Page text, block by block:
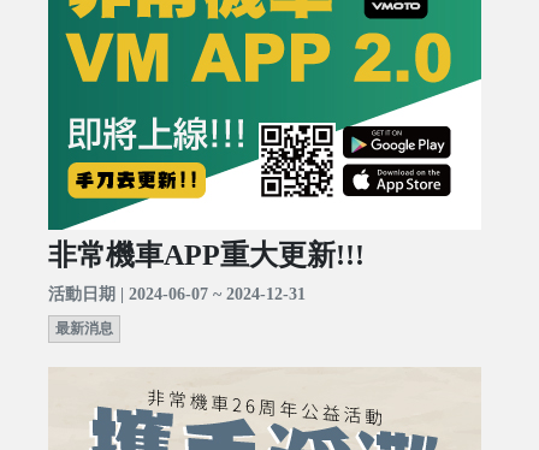
非常機車APP重大更新!!!
活動日期 | 2024-06-07 ~ 2024-12-31
最新消息